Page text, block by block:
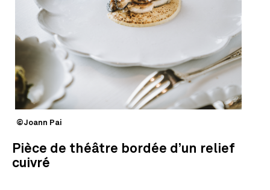
©Joann Pai
Pièce de théâtre bordée d’un relief
cuivré